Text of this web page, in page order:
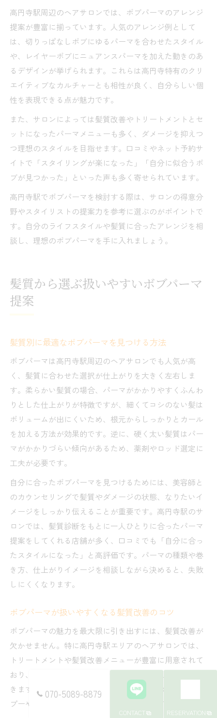
高円寺駅周辺のヘアサロンでは、ボブパーマのアレンジ
提案が豊富に揃っています。人気のアレンジ例として
は、切りっぱなしボブにゆるパーマを合わせたスタイル
や、レイヤーボブにニュアンスパーマを加えた動きのあ
るデザインが挙げられます。これらは高円寺特有のクリ
エイティブなカルチャーとも相性が良く、自分らしい個
性を表現できる点が魅力です。
また、サロンによっては髪質改善やトリートメントとセ
ットになったパーマメニューも多く、ダメージを抑えつ
つ理想のスタイルを目指せます。口コミやネット予約サ
イトで「スタイリングが楽になった」「自分に似合うボ
ブが見つかった」といった声も多く寄せられています。
高円寺駅でボブパーマを検討する際は、サロンの得意分
野やスタイリストの提案力を参考に選ぶのがポイントで
す。自分のライフスタイルや髪質に合ったアレンジを相
談し、理想のボブパーマを手に入れましょう。
髪質から選ぶ扱いやすいボブパーマ
提案
髪質別に最適なボブパーマを見つける方法
ボブパーマは高円寺駅周辺のヘアサロンでも人気が高
く、髪質に合わせた選択が仕上がりを大きく左右しま
す。柔らかい髪質の場合、パーマがかかりやすくふんわ
りとした仕上がりが特徴ですが、細くてコシのない髪は
ボリュームが出にくいため、根元からしっかりとカール
を加える方法が効果的です。逆に、硬く太い髪質はパー
マがかかりづらい傾向があるため、薬剤やロッド選定に
工夫が必要です。
自分に合ったボブパーマを見つけるためには、美容師と
のカウンセリングで髪質やダメージの状態、なりたいイ
メージをしっかり伝えることが重要です。高円寺駅のサ
ロンでは、髪質診断をもとに一人ひとりに合ったパーマ
提案をしてくれる店舗が多く、口コミでも「自分に合っ
たスタイルになった」と高評価です。パーマの種類や巻
き方、仕上がりイメージを相談しながら決めると、失敗
しにくくなります。
ボブパーマが扱いやすくなる髪質改善のコツ
ボブパーマの魅力を最大限に引き出すには、髪質改善が
欠かせません。特に高円寺駅エリアのヘアサロンでは、
トリートメントや髪質改善メニューが豊富に用意されて
おり、パーマによるダメージを最小限に抑えることがで
きます。日常的なケアとしては、保湿効果の高いシャン
プーやアウトバストリートメントの使用が有効です。
070-5089-8879
CONTACT RESERVATION